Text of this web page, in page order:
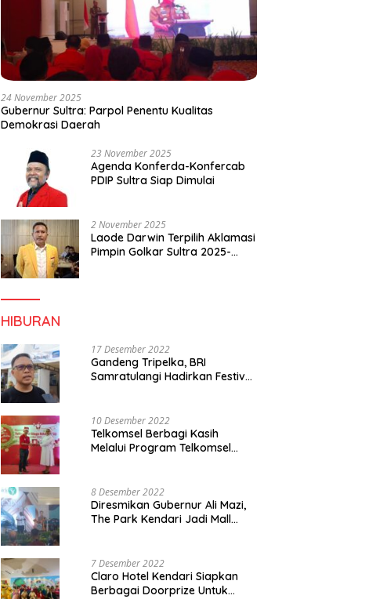
24 November 2025
Gubernur Sultra: Parpol Penentu Kualitas
Demokrasi Daerah
23 November 2025
Agenda Konferda-Konfercab
PDIP Sultra Siap Dimulai
2 November 2025
Laode Darwin Terpilih Aklamasi
Pimpin Golkar Sultra 2025-
HIBURAN
17 Desember 2022
Gandeng Tripelka, BRI
Samratulangi Hadirkan Festival
10 Desember 2022
Telkomsel Berbagi Kasih
Melalui Program Telkomsel
8 Desember 2022
Diresmikan Gubernur Ali Mazi,
The Park Kendari Jadi Mall
7 Desember 2022
Claro Hotel Kendari Siapkan
Berbagai Doorprize Untuk